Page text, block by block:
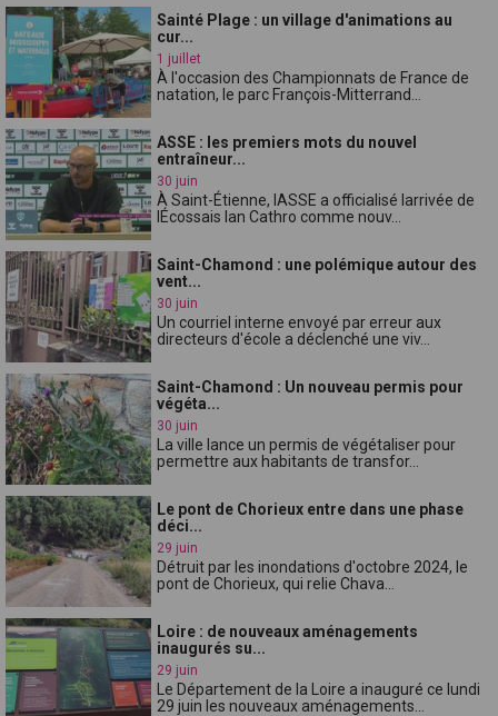
Sainté Plage : un village d'animations au
cur...
1 juillet
À l'occasion des Championnats de France de
natation, le parc François-Mitterrand...
ASSE : les premiers mots du nouvel
entraîneur...
30 juin
À Saint-Étienne, lASSE a officialisé larrivée de
lÉcossais Ian Cathro comme nouv...
Saint-Chamond : une polémique autour des
vent...
30 juin
Un courriel interne envoyé par erreur aux
directeurs d'école a déclenché une viv...
Saint-Chamond : Un nouveau permis pour
végéta...
30 juin
La ville lance un permis de végétaliser pour
permettre aux habitants de transfor...
Le pont de Chorieux entre dans une phase
déci...
29 juin
Détruit par les inondations d'octobre 2024, le
pont de Chorieux, qui relie Chava...
Loire : de nouveaux aménagements
inaugurés su...
29 juin
Le Département de la Loire a inauguré ce lundi
29 juin les nouveaux aménagements...